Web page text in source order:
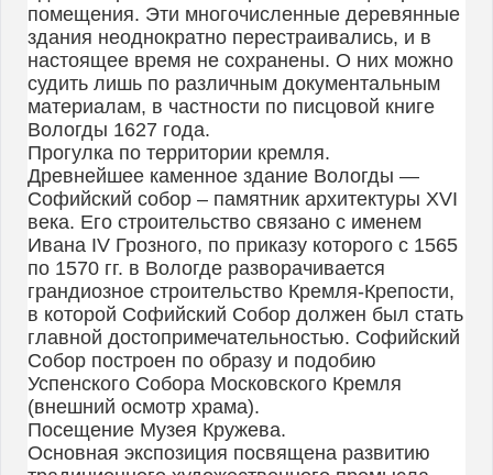
помещения. Эти многочисленные деревянные
здания неоднократно перестраивались, и в
настоящее время не сохранены. О них можно
судить лишь по различным документальным
материалам, в частности по писцовой книге
Вологды 1627 года.
Прогулка по территории кремля.
Древнейшее каменное здание Вологды —
Софийский собор – памятник архитектуры XVI
века. Его строительство связано с именем
Ивана IV Грозного, по приказу которого с 1565
по 1570 гг. в Вологде разворачивается
грандиозное строительство Кремля-Крепости,
в которой Софийский Собор должен был стать
главной достопримечательностью. Софийский
Собор построен по образу и подобию
Успенского Собора Московского Кремля
(внешний осмотр храма).
Посещение Музея Кружева.
Основная экспозиция посвящена развитию